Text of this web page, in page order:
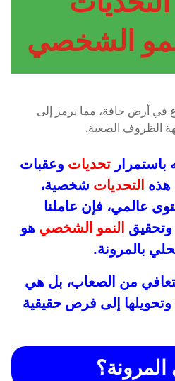
الشخصي
باستمرار تحديات وعقبات
هذه التحديات شخصية،
عالمي، فإن عاملنا
وتحقيق النمو الشخصي هو
بالمرونة.
من الصعاب، بل هي
وتحويلها إلى فرص حقيقية